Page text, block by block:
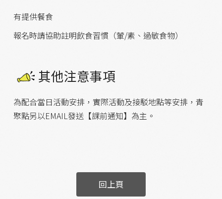
有提供餐食
報名時請協助註明飲食習慣（葷/素、過敏食物）
其他注意事項
為配合當日活動安排，實際活動及接駁地點等安排，青
聚點另以EMAIL發送【課前通知】為主。
回上頁